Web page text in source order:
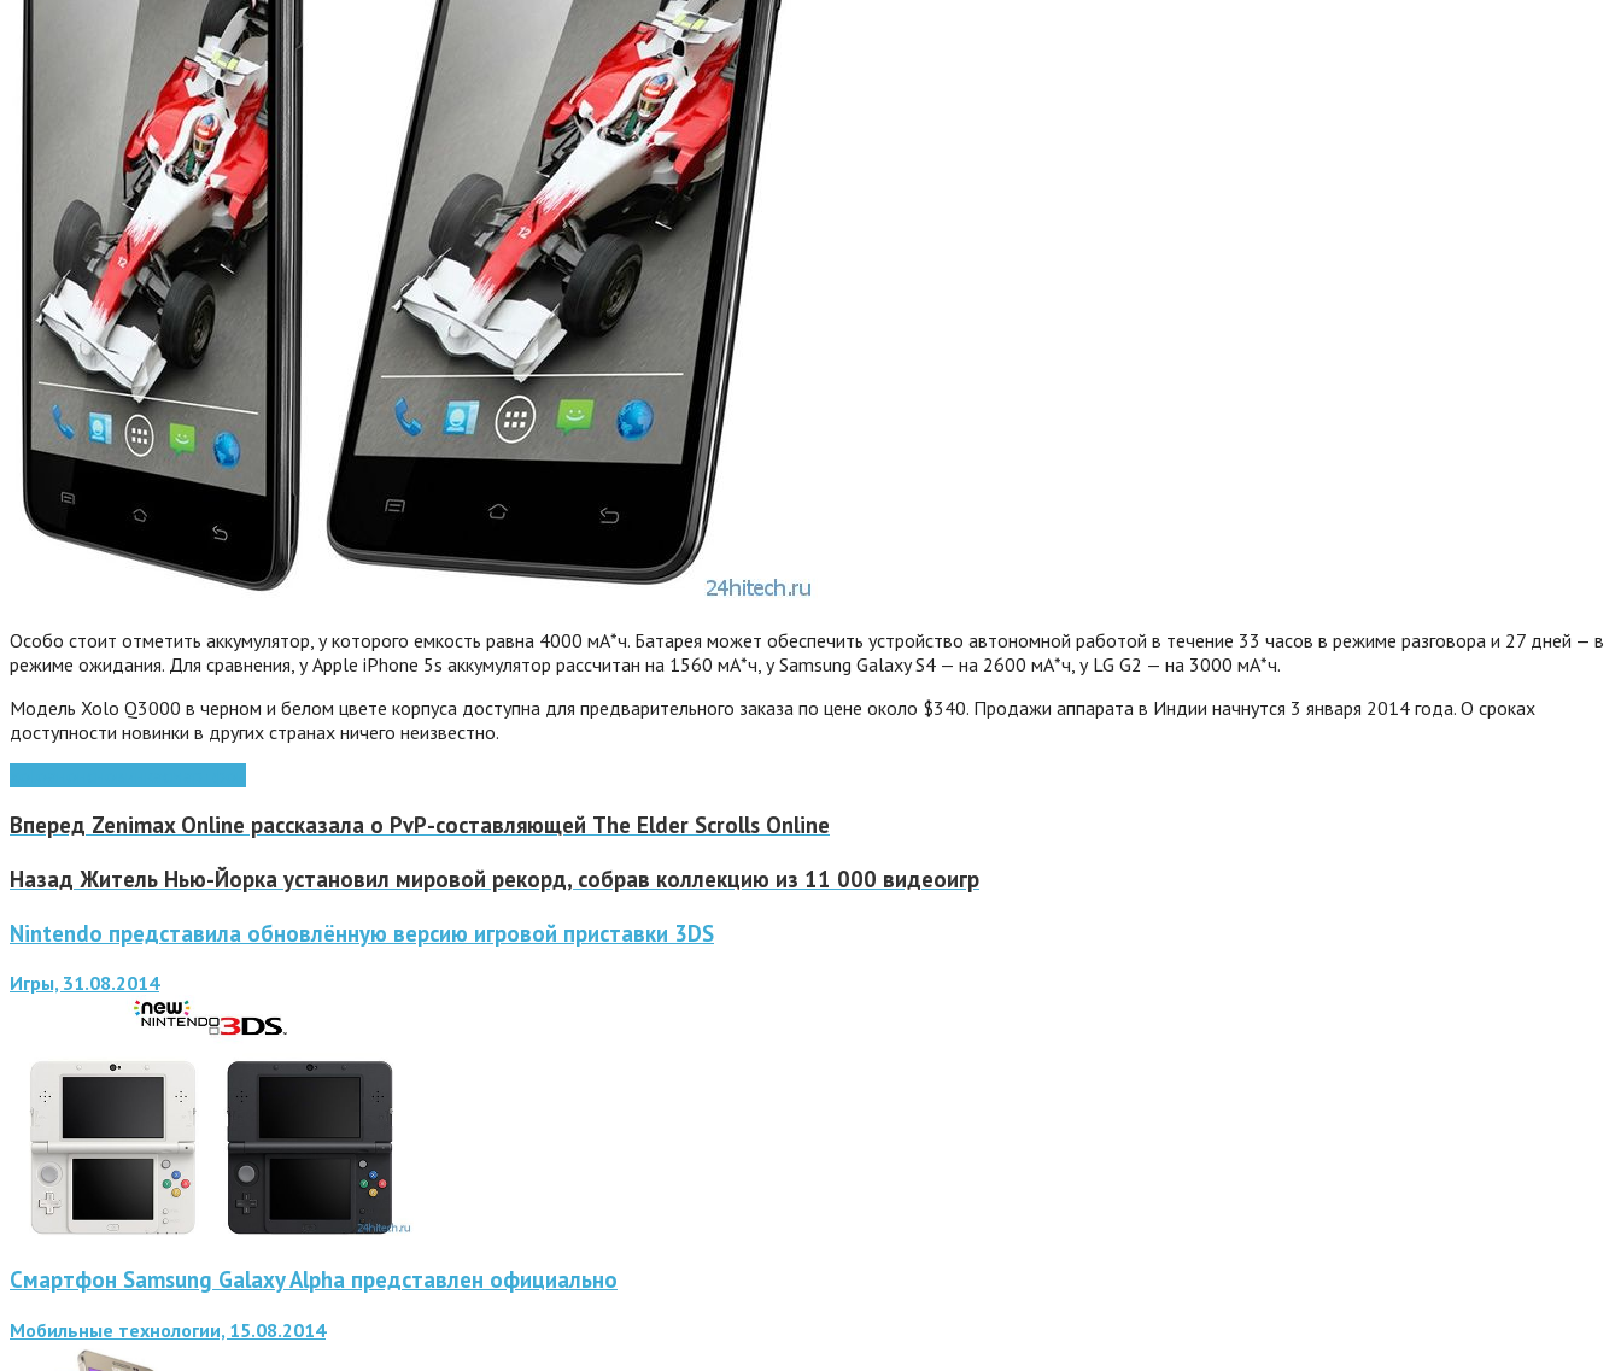
Особо стоит отметить аккумулятор, у которого емкость равна 4000 мА*ч. Батарея может обеспечить устройство автономной работой в течение 33 часов в режиме разговора и 27 дней — в
режиме ожидания. Для сравнения, у Apple iPhone 5s аккумулятор рассчитан на 1560 мА*ч, у Samsung Galaxy S4 — на 2600 мА*ч, у LG G2 — на 3000 мА*ч.
Модель Xolo Q3000 в черном и белом цвете корпуса доступна для предварительного заказа по цене около $340. Продажи аппарата в Индии начнутся 3 января 2014 года. О сроках
доступности новинки в других странах ничего неизвестно.
Вперед Zenimax Online рассказала о PvP-составляющей The Elder Scrolls Online
Назад Житель Нью-Йорка установил мировой рекорд, собрав коллекцию из 11 000 видеоигр
Nintendo представила обновлённую версию игровой приставки 3DS
Игры, 31.08.2014
Смартфон Samsung Galaxy Alpha представлен официально
Мобильные технологии, 15.08.2014